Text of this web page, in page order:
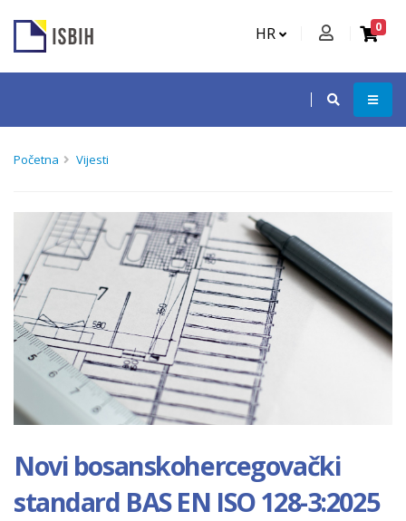
HR 0
Početna Vijesti
Novi bosanskohercegovački
standard BAS EN ISO 128-3:2025